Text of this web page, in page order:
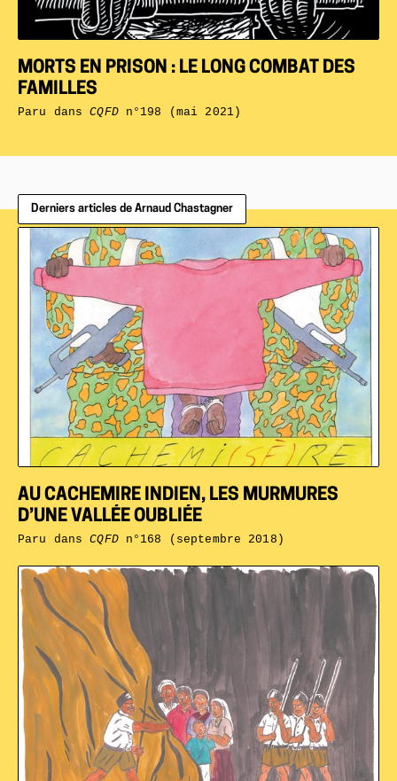
MORTS EN PRISON : LE LONG COMBAT DES
FAMILLES
Paru dansCQFDn°198 (mai 2021)
Derniers articles de Arnaud Chastagner
AU CACHEMIRE INDIEN, LES MURMURES
D’UNE VALLÉE OUBLIÉE
Paru dansCQFDn°168 (septembre 2018)